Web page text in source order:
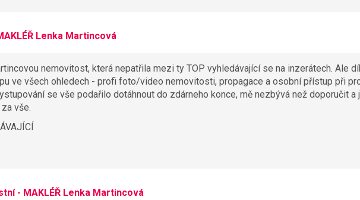
Lenka Martincová
nemovitost, která nepatřila mezi ty TOP vyhledávající se na inzerátech. Ale
ve všech ohledech - profi foto/video nemovitosti, propagace a osobní přístup při
se vše podařilo dotáhnout do zdárneho konce, mě nezbývá než doporučit a
vše.
- MAKLÉŘ Lenka Martincová